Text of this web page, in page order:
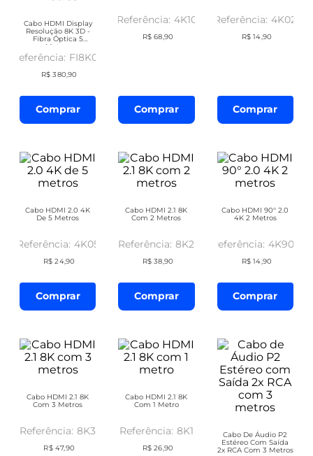
Cabo HDMI Display
Resolução 8K 3D -
Fibra Óptica 5
Metros
FI8K05
R$ 380,90
Comprar
4K10
R$ 68,90
Comprar
4K02
R$ 14,90
Comprar
Cabo HDMI 2.0 4K
De 5 Metros
4K05
R$ 24,90
Comprar
Cabo HDMI 2.1 8K
Com 2 Metros
8K2
R$ 38,90
Comprar
Cabo HDMI 90° 2.0
4K 2 Metros
4K902
R$ 14,90
Comprar
Cabo HDMI 2.1 8K
Com 3 Metros
8K3
R$ 47,90
Cabo HDMI 2.1 8K
Com 1 Metro
8K1
R$ 26,90
Cabo De Áudio P2
Estéreo Com Saída
2x RCA Com 3 Metros